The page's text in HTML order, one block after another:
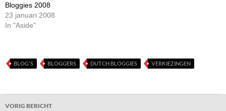
Bloggies 2008
23 januari 2008
In "Aside"
BLOG'S BLOGGERS DUTCH BLOGGIES VERKIEZINGEN
Bericht
VORIG BERICHT